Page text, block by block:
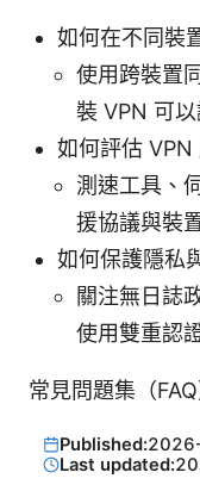
如何在不同裝
使用跨裝置
裝 VPN 可
如何評估 VPN
測速工具、
援協議與裝
如何保護隱私
關注無日誌
使用雙重認
常見問題集（FAQ
Published:
Last updated: